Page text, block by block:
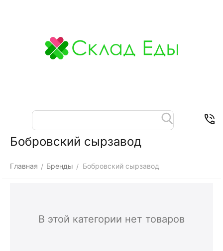
Бобровский сырзавод
Главная / Бренды / Бобровский сырзавод
В этой категории нет товаров